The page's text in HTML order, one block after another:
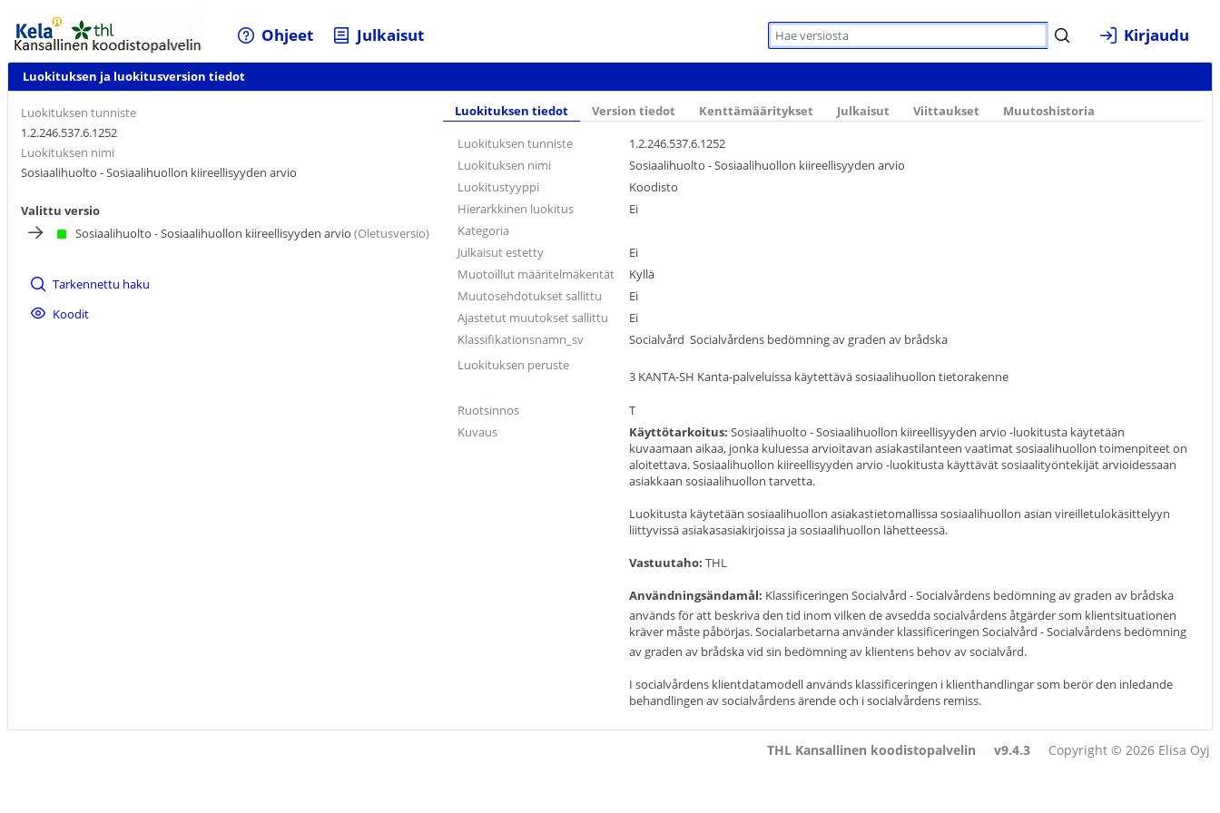
Ohjeet Julkaisut Kirjaudu
Luokituksen ja luokitusversion tiedot
Luokituksen tunniste
1.2.246.537.6.1252
Luokituksen nimi
Sosiaalihuolto - Sosiaalihuollon kiireellisyyden arvio
Valittu versio
Sosiaalihuolto - Sosiaalihuollon kiireellisyyden arvio (Oletusversio)
Tarkennettu haku
Koodit
Luokituksen tiedot Version tiedot Kenttämääritykset Julkaisut Viittaukset Muutoshistoria
Luokituksen tunniste
1.2.246.537.6.1252
Luokituksen nimi
Sosiaalihuolto - Sosiaalihuollon kiireellisyyden arvio
Luokitustyyppi
Koodisto
Hierarkkinen luokitus
Ei
Kategoria
Julkaisut estetty
Ei
Muotoillut määritelmäkentät
Kyllä
Muutosehdotukset sallittu
Ei
Ajastetut muutokset sallittu
Ei
Klassifikationsnamn_sv
Socialvård  Socialvårdens bedömning av graden av brådska
Luokituksen peruste
3 KANTA-SH Kanta-palveluissa käytettävä sosiaalihuollon tietorakenne
Ruotsinnos
T
Kuvaus
Käyttötarkoitus: Sosiaalihuolto - Sosiaalihuollon kiireellisyyden arvio -luokitusta käytetään
kuvaamaan aikaa, jonka kuluessa arvioitavan asiakastilanteen vaatimat sosiaalihuollon toimenpiteet on
aloitettava. Sosiaalihuollon kiireellisyyden arvio -luokitusta käyttävät sosiaalityöntekijät arvioidessaan
asiakkaan sosiaalihuollon tarvetta.
Luokitusta käytetään sosiaalihuollon asiakastietomallissa sosiaalihuollon asian vireilletulokäsittelyyn
liittyvissä asiakasasiakirjoissa ja sosiaalihuollon lähetteessä.
Vastuutaho: THL
Användningsändamål: Klassificeringen Socialvård - Socialvårdens bedömning av graden av brådska
används för att beskriva den tid inom vilken de avsedda socialvårdens åtgärder som klientsituationen
kräver måste påbörjas. Socialarbetarna använder klassificeringen Socialvård - Socialvårdens bedömning
av graden av brådska vid sin bedömning av klientens behov av socialvård.
I socialvårdens klientdatamodell används klassificeringen i klienthandlingar som berör den inledande
behandlingen av socialvårdens ärende och i socialvårdens remiss.
THL Kansallinen koodistopalvelin v9.4.3 Copyright © 2026 Elisa Oyj